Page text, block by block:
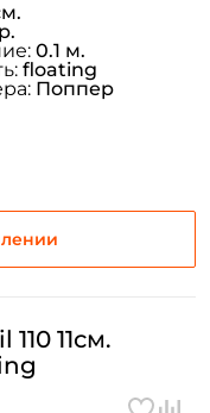
0.1 м.
floating
Поппер
11см.